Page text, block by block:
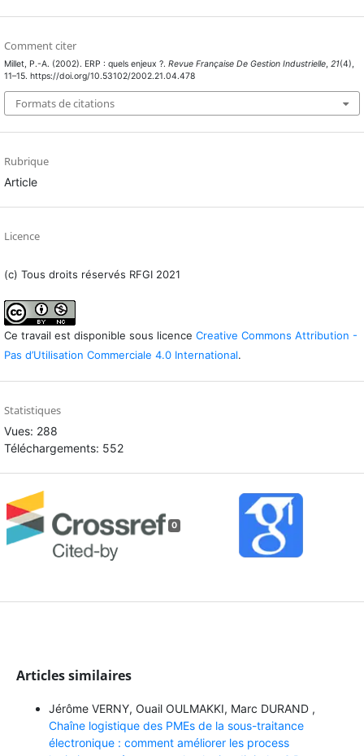
Comment citer
Millet, P.-A. (2002). ERP : quels enjeux ?. Revue Française De Gestion Industrielle, 21(4),
11–15. https://doi.org/10.53102/2002.21.04.478
Formats de citations
Rubrique
Article
Licence
(c) Tous droits réservés RFGI 2021
Ce travail est disponible sous licence Creative Commons Attribution -
Pas d’Utilisation Commerciale 4.0 International.
Statistiques
Vues: 288
Téléchargements: 552
0
Articles similaires
Jérôme VERNY, Ouail OULMAKKI, Marc DURAND ,
Chaîne logistique des PMEs de la sous-traitance
électronique : comment améliorer les process